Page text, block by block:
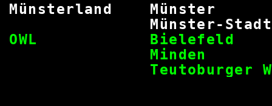
Münsterland
Münster-
OWL